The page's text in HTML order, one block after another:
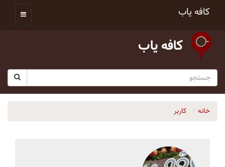
کافه یاب
کافه یاب
خانه کاربر